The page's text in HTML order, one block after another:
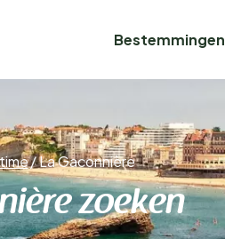
Bestemmingen
/La Gaconnière
zoeken